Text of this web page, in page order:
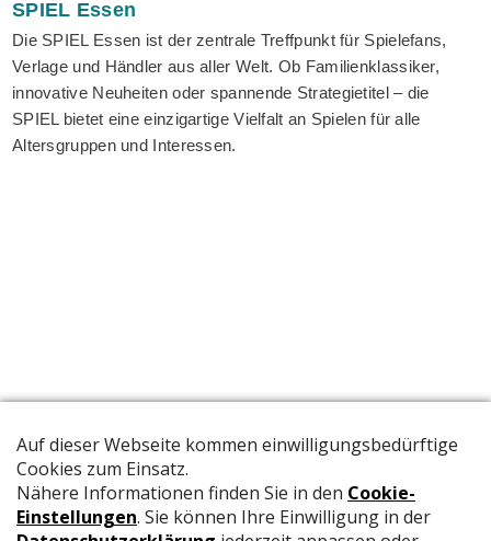
SPIEL Essen
Die SPIEL Essen ist der zentrale Treffpunkt für Spielefans,
Verlage und Händler aus aller Welt. Ob Familienklassiker,
innovative Neuheiten oder spannende Strategietitel – die
SPIEL bietet eine einzigartige Vielfalt an Spielen für alle
Altersgruppen und Interessen.